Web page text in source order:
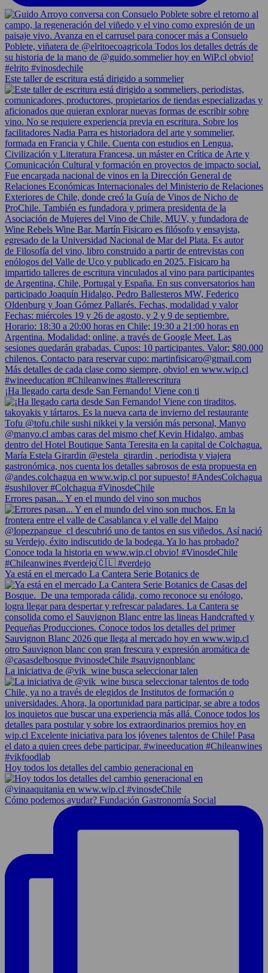
Este taller de escritura está dirigido a sommelier
¡Ha llegado carta desde San Fernando! Viene con ti
Errores pasan... Y en el mundo del vino son muchos
Ya está en el mercado La Cantera Serie Botanics de
La iniciativa de @vik_wine busca seleccionar talen
Hoy todos los detalles del cambio generacional en
Cómo podemos ayudar? Fundación Gastronomía Social